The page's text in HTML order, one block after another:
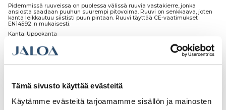
Tämä sivusto käyttää evästeitä
Käytämme evästeitä tarjoamamme sisällön ja mainosten
Pidemmissä ruuveissa on puolessa välissä ruuvia vastakierre, jonka
ansiosta saadaan puuhun suurempi pitovoima. Ruuvi on senkkaava, joten
kanta leikkautuu siististi puun pintaan. Ruuvi täyttää CE-vaatimukset
EN14592: n mukaisesti.
Kanta: Uppokanta
Materiaalin kiinnittämiseen: Puu
Pintakäsittely: Kiiltosinkitty